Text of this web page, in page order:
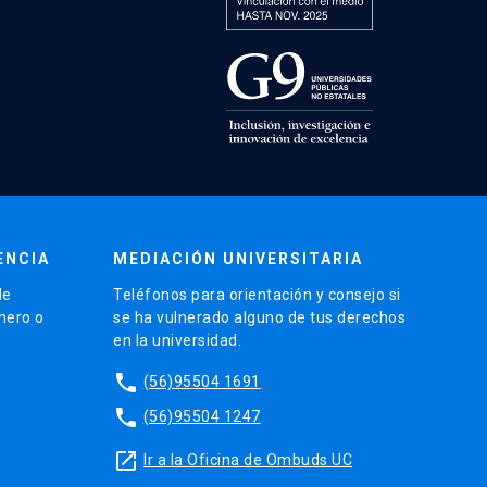
o
MEDIACIÓN UNIVERSITARIA
Teléfonos para orientación y consejo si
se ha vulnerado alguno de tus derechos
en la universidad.
phone (56)95504 1691
phone (56)95504 1247
launch Ir a la Oficina de Ombuds UC